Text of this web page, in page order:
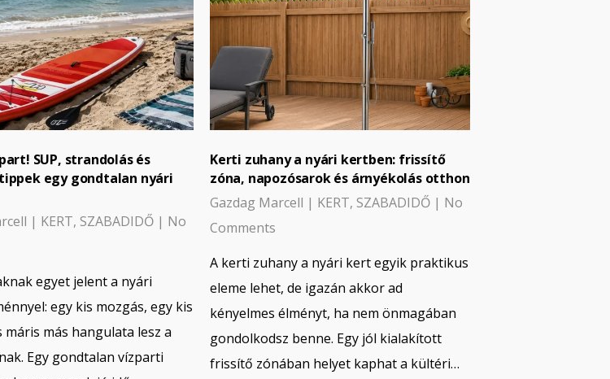
SUP, strandolás és
egy gondtalan nyári
| KERT, SZABADIDŐ | No
egyet jelent a nyári
egy kis mozgás, egy kis
máris más hangulata lesz a
Egy gondtalan vízparti
Kerti zuhany a nyári kertben: frissítő
zóna, napozósarok és árnyékolás otthon
Gazdag Marcell | KERT, SZABADIDŐ | No
Comments
A kerti zuhany a nyári kert egyik praktikus
eleme lehet, de igazán akkor ad
kényelmes élményt, ha nem önmagában
gondolkodsz benne. Egy jól kialakított
frissítő zónában helyet kaphat a kültéri…